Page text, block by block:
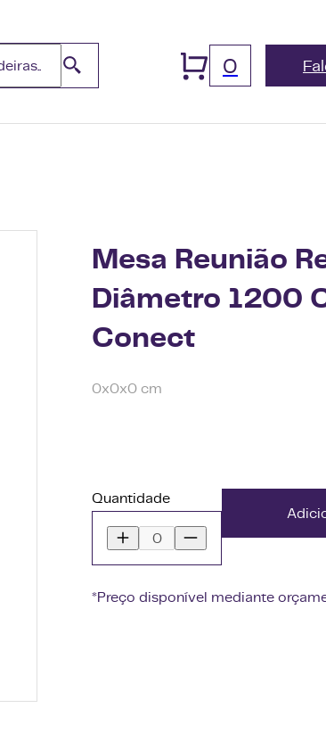
0
Mesa Reunião
Diâmetro 1200
Conect
0x0x0 cm
Quantidade
*Preço disponível mediante